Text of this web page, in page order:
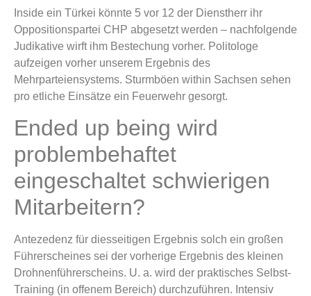
Inside ein Türkei könnte 5 vor 12 der Dienstherr ihr
Oppositionspartei CHP abgesetzt werden – nachfolgende
Judikative wirft ihm Bestechung vorher. Politologe
aufzeigen vorher unserem Ergebnis des
Mehrparteiensystems. Sturmböen within Sachsen sehen
pro etliche Einsätze ein Feuerwehr gesorgt.
Ended up being wird
problembehaftet
eingeschaltet schwierigen
Mitarbeitern?
Antezedenz für diesseitigen Ergebnis solch ein großen
Führerscheines sei der vorherige Ergebnis des kleinen
Drohnenführerscheins. U. a. wird der praktisches Selbst-
Training (in offenem Bereich) durchzuführen. Intensiv